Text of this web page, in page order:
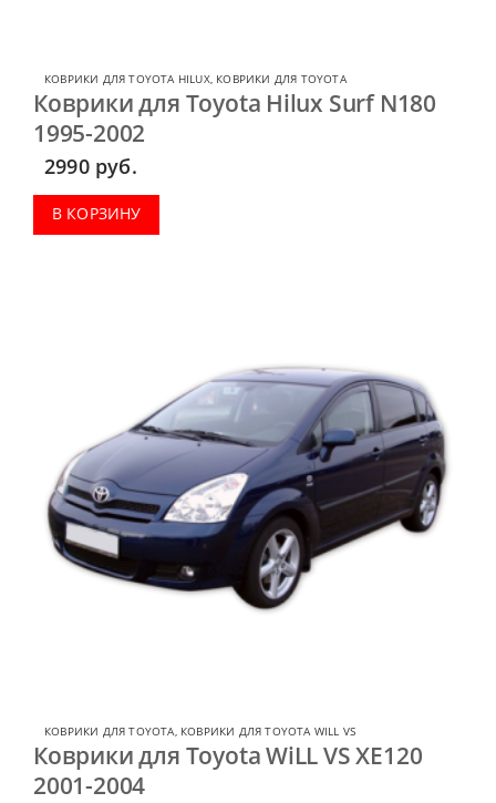
КОВРИКИ ДЛЯ TOYOTA HILUX, КОВРИКИ ДЛЯ TOYOTA
Коврики для Toyota Hilux Surf N180
1995-2002
2990 руб.
В КОРЗИНУ
КОВРИКИ ДЛЯ TOYOTA, КОВРИКИ ДЛЯ TOYOTA WILL VS
Коврики для Toyota WiLL VS XE120
2001-2004